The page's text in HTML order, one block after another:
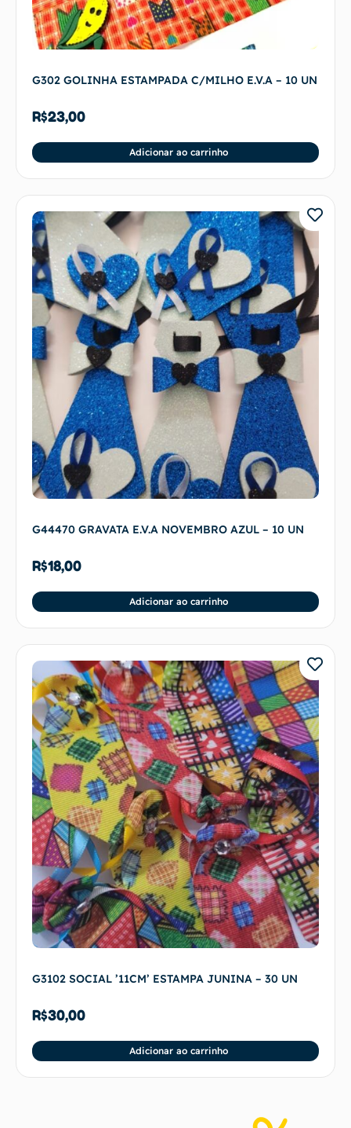
G302 GOLINHA ESTAMPADA C/MILHO E.V.A – 10 UN
R$23,00
Adicionar ao carrinho
G44470 GRAVATA E.V.A NOVEMBRO AZUL – 10 UN
R$18,00
Adicionar ao carrinho
G3102 SOCIAL ’11CM’ ESTAMPA JUNINA – 30 UN
R$30,00
Adicionar ao carrinho